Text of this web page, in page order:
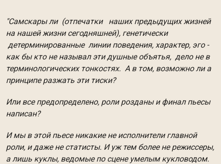
"Самскары ли (отпечатки наших предыдущих жизней
на нашей жизни сегодняшней), генетически
детерминированные линии поведения, характер, эго -
как бы кто не называл эти душные объятья, дело не в
терминологических тонкостях. А в том, возможно ли а
принципе разжать эти тиски?
Или все предопределено, роли розданы и финал пьесы
написан?
И мы в этой пьесе никакие не исполнители главной
роли, и даже не статисты. И уж тем более не режиссеры,
а лишь куклы, ведомые по сцене умелым кукловодом.